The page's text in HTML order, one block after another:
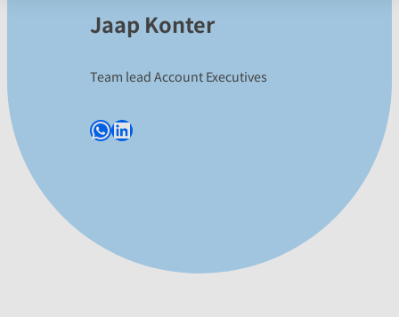
Jaap Konter
Team lead Account Executives
WhatsApp
LinkedIn